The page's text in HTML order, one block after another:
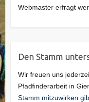
Webmaster erfragt
Den Stamm
Wir freuen uns
Pfadfinderarbeit in
Stamm mitzuwirken